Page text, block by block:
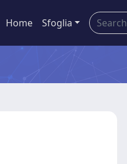
Home Sfoglia